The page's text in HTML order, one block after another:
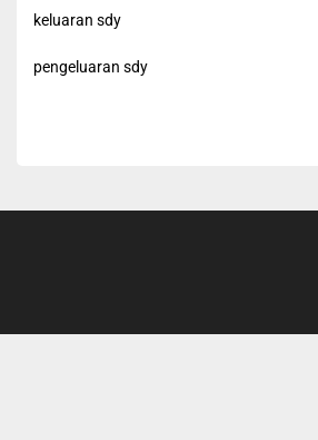
keluaran sdy
pengeluaran sdy